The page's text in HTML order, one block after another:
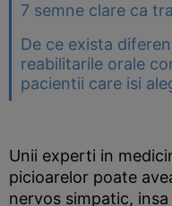
7 semne clare ca
De ce exista
reabilitarile orale
pacientii care isi
Unii experti in
picioarelor poate
nervos simpatic,